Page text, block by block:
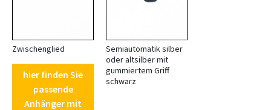
Zwischenglied
hier finden Sie
passende
Anhänger mit
Semiautomatik silber
oder altsilber mit
gummiertem Griff
schwarz